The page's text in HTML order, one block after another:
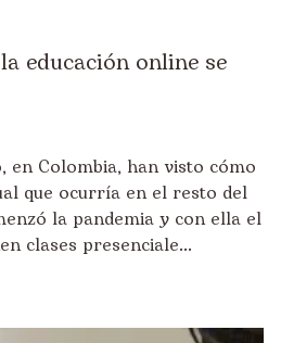
educación online se
en Colombia, han visto cómo
que ocurría en el resto del
la pandemia y con ella el
clases presenciale...